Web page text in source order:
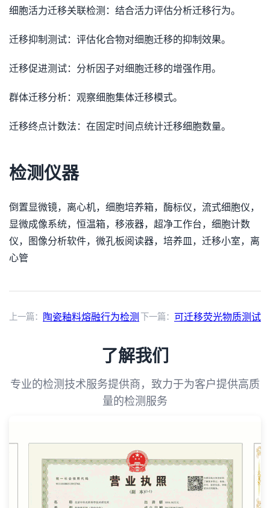
细胞活力迁移关联检测：结合活力评估分析迁移行为。
迁移抑制测试：评估化合物对细胞迁移的抑制效果。
迁移促进测试：分析因子对细胞迁移的增强作用。
群体迁移分析：观察细胞集体迁移模式。
迁移终点计数法：在固定时间点统计迁移细胞数量。
检测仪器
倒置显微镜，离心机，细胞培养箱，酶标仪，流式细胞仪，
显微成像系统，恒温箱，移液器，超净工作台，细胞计数
仪，图像分析软件，微孔板阅读器，培养皿，迁移小室，离
心管
上一篇： 陶瓷釉料熔融行为检测 下一篇： 可迁移荧光物质测试
了解我们
专业的检测技术服务提供商，致力于为客户提供高质
量的检测服务